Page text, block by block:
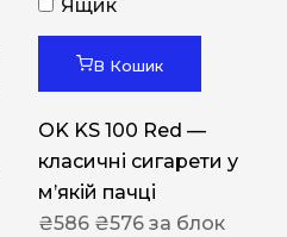
Ящик
В Кошик
OK KS 100 Red —
класичні сигарети у
м’якій пачці
₴586 ₴576 за блок